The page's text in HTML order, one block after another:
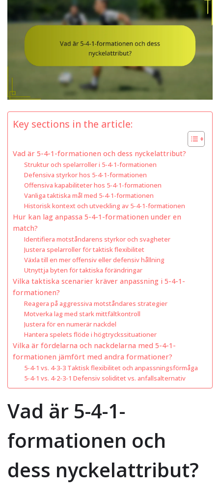
Key sections in the article:
Vad är 5-4-1-formationen och dess nyckelattribut?
Struktur och spelarroller i 5-4-1-formationen
Defensiva styrkor hos 5-4-1-formationen
Offensiva kapabiliteter hos 5-4-1-formationen
Vanliga taktiska mål med 5-4-1-formationen
Historisk kontext och utveckling av 5-4-1-formationen
Hur kan lag anpassa 5-4-1-formationen under en
match?
Identifiera motståndarens styrkor och svagheter
Justera spelarroller för taktisk flexibilitet
Växla till en mer offensiv eller defensiv hållning
Utnyttja byten för taktiska förändringar
Vilka taktiska scenarier kräver anpassning i 5-4-1-
formationen?
Reagera på aggressiva motståndares strategier
Motverka lag med stark mittfältkontroll
Justera för en numerär nackdel
Hantera spelets flöde i högtryckssituationer
Vilka är fördelarna och nackdelarna med 5-4-1-
formationen jämfört med andra formationer?
5-4-1 vs. 4-3-3 Taktisk flexibilitet och anpassningsförmåga
5-4-1 vs. 4-2-3-1 Defensiv soliditet vs. anfallsalternativ
Vad är 5-4-1-
formationen och
dess nyckelattribut?